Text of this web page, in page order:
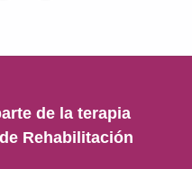
de la terapia
Rehabilitación